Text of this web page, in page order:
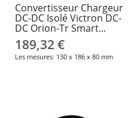
Convertisseur Chargeur
DC-DC Isolé Victron DC-
DC Orion-Tr Smart...
189,32 €
Les mesures: 130 x 186 x 80 mm